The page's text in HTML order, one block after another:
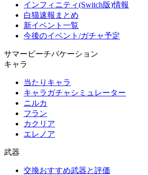
インフィニティ(Switch版)情報
白猫速報まとめ
新イベント一覧
今後のイベント/ガチャ予定
サマービーチバケーション
キャラ
当たりキャラ
キャラガチャシミュレーター
ニルカ
フラン
カクリア
エレノア
武器
交換おすすめ武器と評価